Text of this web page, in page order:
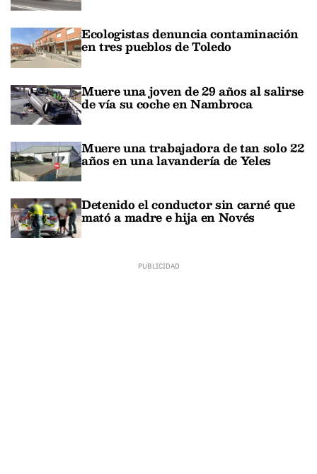
Ecologistas denuncia contaminación
en tres pueblos de Toledo
Muere una joven de 29 años al salirse
de vía su coche en Nambroca
Muere una trabajadora de tan solo 22
años en una lavandería de Yeles
Detenido el conductor sin carné que
mató a madre e hija en Novés